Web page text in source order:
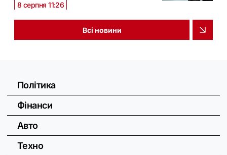
8 серпня 11:26
Всі новини
Політика
Фінанси
Авто
Техно